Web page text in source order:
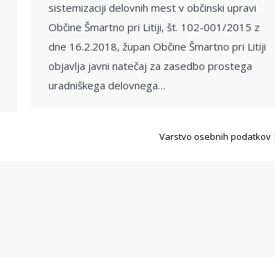
sistemizaciji delovnih mest v občinski upravi
Občine Šmartno pri Litiji, št. 102-001/2015 z
dne 16.2.2018, župan Občine Šmartno pri Litiji
objavlja javni natečaj za zasedbo prostega
uradniškega delovnega…
Varstvo osebnih podatkov |